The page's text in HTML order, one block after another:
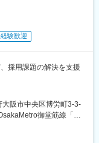
験歓迎
採用課題の解決を支援
大阪市中央区博労町3-3-
御堂筋線「心
に合わせて、直行直帰